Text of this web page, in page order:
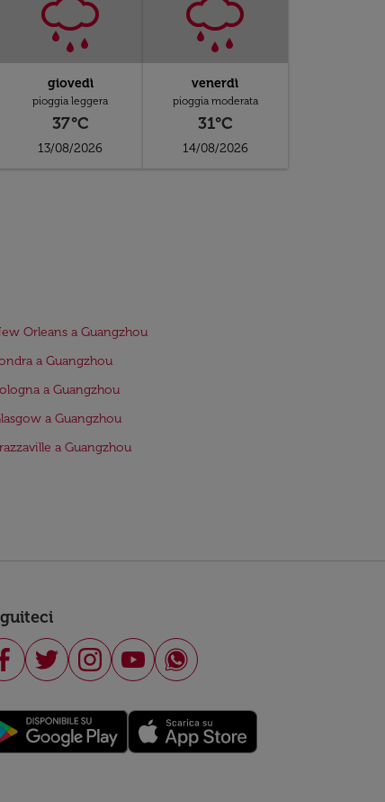
giovedì
pioggia leggera
37°C
13/08/2026
venerdì
pioggia moderata
31°C
14/08/2026
Orleans a Guangzhou
a Guangzhou
a Guangzhou
a Guangzhou
a Guangzhou